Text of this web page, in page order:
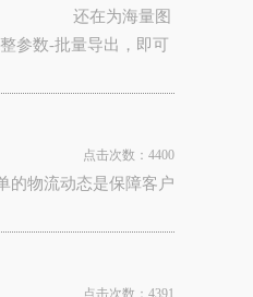
还在为海量图
参数-批量导出，即可
点击次数：4400
的物流动态是保障客户
点击次数：4391